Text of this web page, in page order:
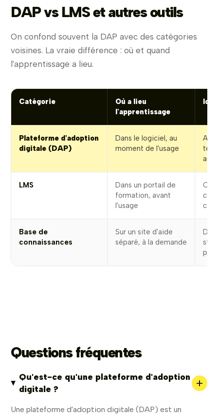
DAP vs LMS et autres outils
On confond souvent la DAP avec des catégories
voisines. La vraie différence : où et quand
l'apprentissage a lieu.
Catégorie
Où a lieu
l'apprentissage
Plateforme d'adoption
digitale (DAP)
Dans le logiciel, au
moment de l'usage
LMS
Dans un portail de
formation, avant
l'usage
Base de
connaissances
Sur un site d'aide
séparé, à la demande
par
Questions fréquentes
Qu'est-ce qu'une plateforme d'adoption
digitale ?
+
Une plateforme d'adoption digitale (DAP) est un